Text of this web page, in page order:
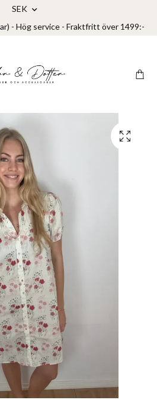
SEK
- Hög service - Fraktfritt över 1499:-